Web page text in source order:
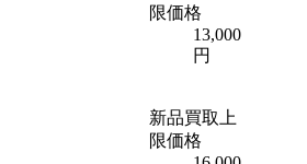
限価格
13,000
円
新品買取上
限価格